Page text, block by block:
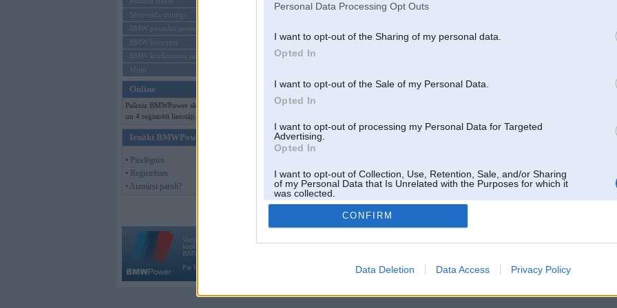
Personal Data Processing Opt Outs
I want to opt-out of the Sharing of my personal data.
Opted In
I want to opt-out of the Sale of my Personal Data.
Opted In
I want to opt-out of processing my Personal Data for Targeted
Advertising.
Opted In
I want to opt-out of Collection, Use, Retention, Sale, and/or Sharing
of my Personal Data that Is Unrelated with the Purposes for which it
was collected.
Opted Out
CONFIRM
Data Deletion Data Access Privacy Policy
Sērijveida tūnings
BMW pasaules jaunumi
BMW koncepti
BMW konkurentu jaunumi
Moto
Online
Pašreiz BMWPower skatās 91 viesi
un 4 reģistrēti lietotāji.
Ienākt BMWPower
• Pieslēgties
• Reģistrēties
• Aizmirsi paroli?
Vortāls BMWPower.lv darbojas
kopš 2002. gada 14. maija. Tas nav auto klubs un nav saistīts ar
BMW AG.
Par BMWPower